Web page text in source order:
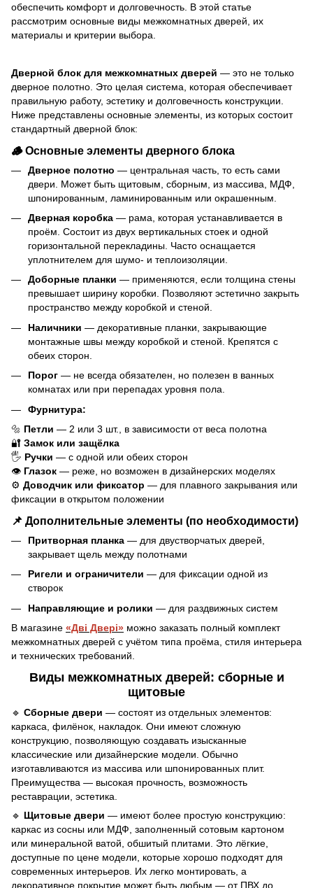
обеспечить комфорт и долговечность. В этой статье
рассмотрим основные виды межкомнатных дверей, их
материалы и критерии выбора.
Дверной блок для межкомнатных дверей — это не только
дверное полотно. Это целая система, которая обеспечивает
правильную работу, эстетику и долговечность конструкции.
Ниже представлены основные элементы, из которых состоит
стандартный дверной блок:
🪵 Основные элементы дверного блока
Дверное полотно — центральная часть, то есть сами
двери. Может быть щитовым, сборным, из массива, МДФ,
шпонированным, ламинированным или окрашенным.
Дверная коробка — рама, которая устанавливается в
проём. Состоит из двух вертикальных стоек и одной
горизонтальной перекладины. Часто оснащается
уплотнителем для шумо- и теплоизоляции.
Доборные планки — применяются, если толщина стены
превышает ширину коробки. Позволяют эстетично закрыть
пространство между коробкой и стеной.
Наличники — декоративные планки, закрывающие
монтажные швы между коробкой и стеной. Крепятся с
обеих сторон.
Порог — не всегда обязателен, но полезен в ванных
комнатах или при перепадах уровня пола.
Фурнитура:
🔩 Петли — 2 или 3 шт., в зависимости от веса полотна
🔐 Замок или защёлка
🖐️ Ручки — с одной или обеих сторон
👁️ Глазок — реже, но возможен в дизайнерских моделях
⚙️ Доводчик или фиксатор — для плавного закрывания или
фиксации в открытом положении
📌 Дополнительные элементы (по необходимости)
Притворная планка — для двустворчатых дверей,
закрывает щель между полотнами
Ригели и ограничители — для фиксации одной из
створок
Направляющие и ролики — для раздвижных систем
В магазине «Дві Двері» можно заказать полный комплект
межкомнатных дверей с учётом типа проёма, стиля интерьера
и технических требований.
Виды межкомнатных дверей: сборные и
щитовые
🔹 Сборные двери — состоят из отдельных элементов:
каркаса, филёнок, накладок. Они имеют сложную
конструкцию, позволяющую создавать изысканные
классические или дизайнерские модели. Обычно
изготавливаются из массива или шпонированных плит.
Преимущества — высокая прочность, возможность
реставрации, эстетика.
🔹 Щитовые двери — имеют более простую конструкцию:
каркас из сосны или МДФ, заполненный сотовым картоном
или минеральной ватой, обшитый плитами. Это лёгкие,
доступные по цене модели, которые хорошо подходят для
современных интерьеров. Их легко монтировать, а
декоративное покрытие может быть любым — от ПВХ до